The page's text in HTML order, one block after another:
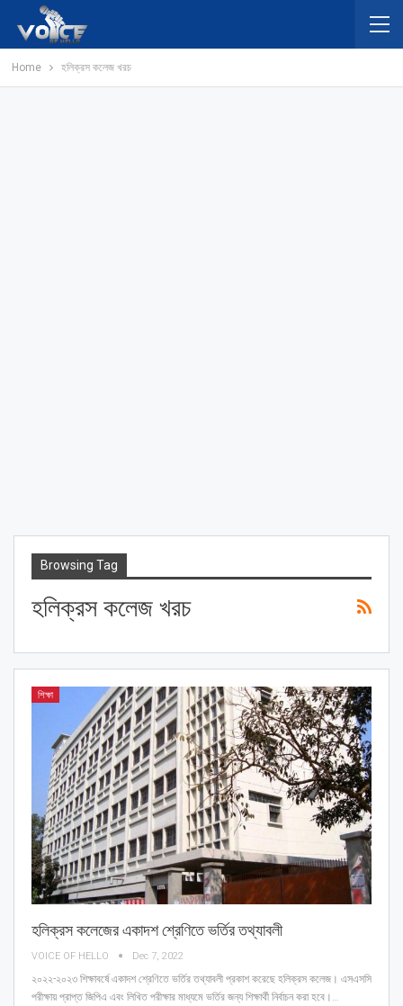
Home হলিক্রস কলেজ খরচ
Browsing Tag
হলিক্রস কলেজ খরচ
শিক্ষা
হলিক্রস কলেজের একাদশ শ্রেণিতে ভর্তির তথ্যাবলী
VOICE OF HELLO Dec 7, 2022
২০২২-২০২৩ শিক্ষাবর্ষে একাদশ শ্রেণিতে ভর্তির তথ্যাবলী প্রকাশ করেছে হলিক্রস কলেজ। এসএসসি
পরীক্ষায় প্রাপ্ত জিপিএ এবং লিখিত পরীক্ষার মাধ্যমে ভর্তির জন্য শিক্ষার্থী নির্বাচন করা হবে।